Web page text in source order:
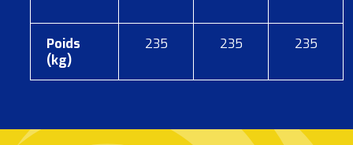
Poids
(kg)
235 235 235